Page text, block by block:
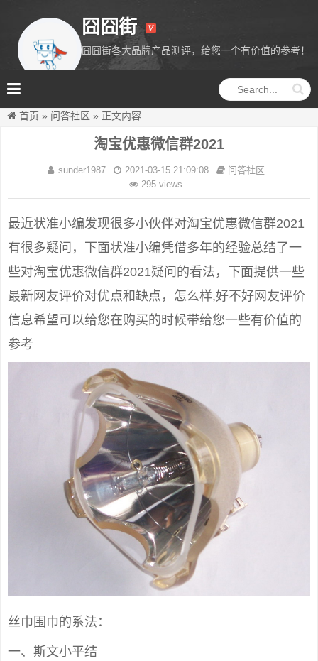
囧囧街
囧囧街各大品牌产品测评，给您一个有价值的参考！
首页 » 问答社区 » 正文内容
淘宝优惠微信群2021
sunder1987 2021-03-15 21:09:08
问答社区
295 views
最近状准小编发现很多小伙伴对淘宝优惠微信群2021
有很多疑问，下面状准小编凭借多年的经验总结了一
些对淘宝优惠微信群2021疑问的看法，下面提供一些
最新网友评价对优点和缺点，怎么样,好不好网友评价
信息希望可以给您在购买的时候带给您一些有价值的
参考
丝巾围巾的系法：
一、斯文小平结